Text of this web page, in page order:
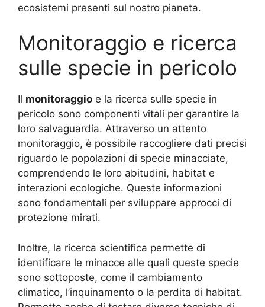
ecosistemi presenti sul nostro pianeta.
Monitoraggio e ricerca
sulle specie in pericolo
Il monitoraggio e la ricerca sulle specie in
pericolo sono componenti vitali per garantire la
loro salvaguardia. Attraverso un attento
monitoraggio, è possibile raccogliere dati precisi
riguardo le popolazioni di specie minacciate,
comprendendo le loro abitudini, habitat e
interazioni ecologiche. Queste informazioni
sono fondamentali per sviluppare approcci di
protezione mirati.
Inoltre, la ricerca scientifica permette di
identificare le minacce alle quali queste specie
sono sottoposte, come il cambiamento
climatico, l’inquinamento o la perdita di habitat.